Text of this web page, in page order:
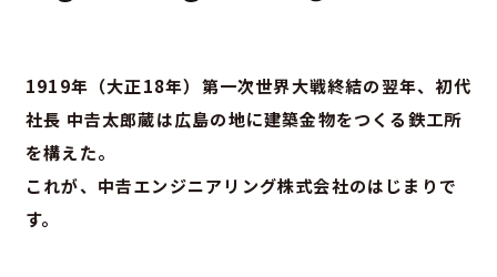
1919年（大正18年）第一次世界大戦終結の翌年、初代
社長 中𠮷太郎蔵は広島の地に建築金物をつくる鉄工所
を構えた。
これが、中𠮷エンジニアリング株式会社のはじまりで
す。